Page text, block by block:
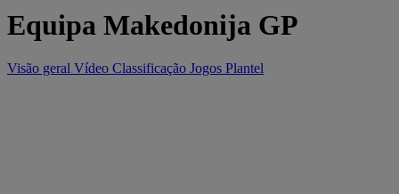
Equipa Makedonija GP
Visão geral Vídeo Classificação Jogos Plantel